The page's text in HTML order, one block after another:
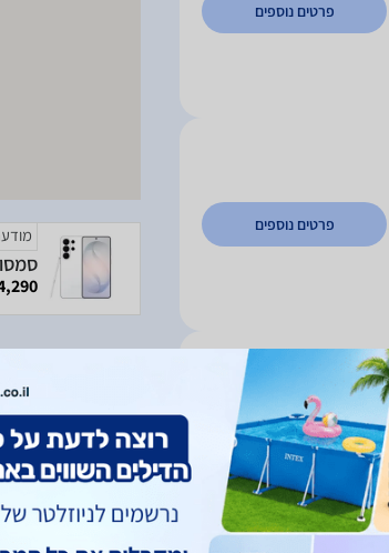
פרטים נוספים
פרטים נוספים
פרטים נוספים
₪